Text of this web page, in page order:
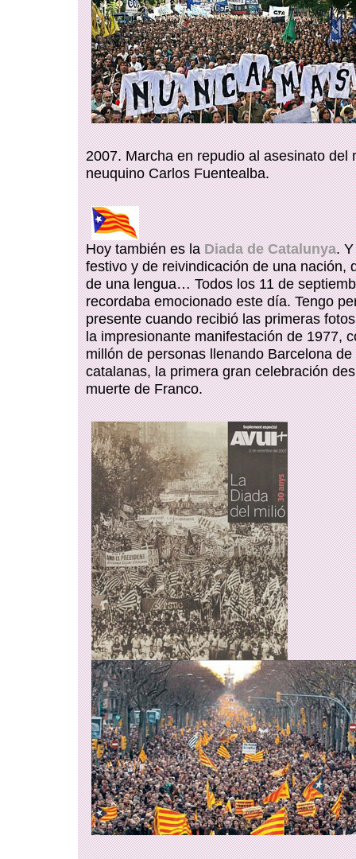
2007. Marcha en repudio al asesinato del
neuquino Carlos Fuentealba.
Hoy también es laDiada de Catalunya.
festivo y de reivindicación de una nación,
de una lengua… Todos los 11 de
recordaba emocionado este día. Tengo
presente cuando recibió las primeras
la impresionante manifestación de 1977,
millón de personas llenando Barcelona de
catalanas, la primera gran celebración
muerte de Franco.